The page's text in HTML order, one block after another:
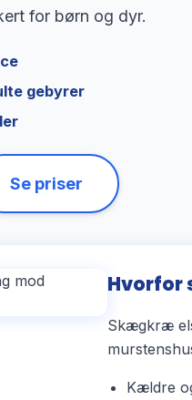
for børn og dyr.
gebyrer
Se priser
Hvorfor
Skægkræ
Kældre